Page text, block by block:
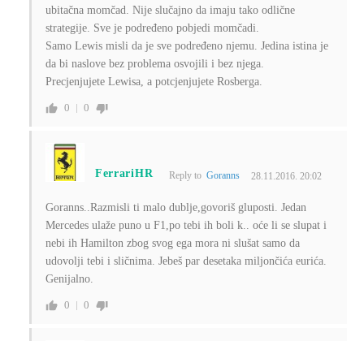
ubitačna momčad. Nije slučajno da imaju tako odlične
strategije. Sve je podređeno pobjedi momčadi.
Samo Lewis misli da je sve podređeno njemu. Jedina istina je
da bi naslove bez problema osvojili i bez njega.
Precjenjujete Lewisa, a potcjenjujete Rosberga.
0 0
FerrariHR Reply toGoranns 28.11.2016. 20:02
Goranns..Razmisli ti malo dublje,govoriš gluposti. Jedan
Mercedes ulaže puno u F1,po tebi ih boli k.. oće li se slupat i
nebi ih Hamilton zbog svog ega mora ni slušat samo da
udovolji tebi i sličnima. Jebeš par desetaka miljončića eurića.
Genijalno.
0 0